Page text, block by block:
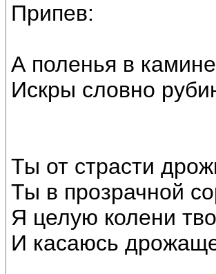
Припев:
А поленья в
Искры словно
Ты от страсти
Ты в прозрачной
Я целую колени
И касаюсь